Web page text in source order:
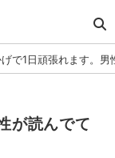
で1日頑張れます。
が読んでて